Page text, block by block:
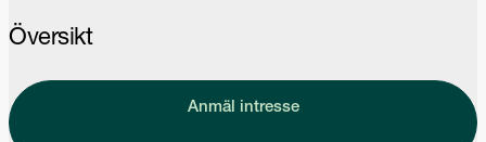
Översikt
Anmäl intresse